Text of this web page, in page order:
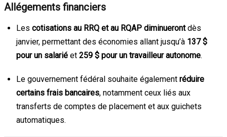
Allégements financiers
Les cotisations au RRQ et au RQAP diminuerontdès
janvier, permettant des économies allant jusqu’à 137 $
pour un salarié et 259 $ pour un travailleur autonome.
Le gouvernement fédéral souhaite également réduire
certains frais bancaires, notamment ceux liés aux
transferts de comptes de placement et aux guichets
automatiques.